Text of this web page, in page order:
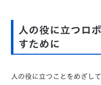
人の役に立つロ
すために
人の役に立つことをめざし